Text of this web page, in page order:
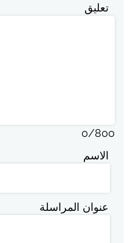
تعليق
0/800
الاسم
عنوان المراسلة